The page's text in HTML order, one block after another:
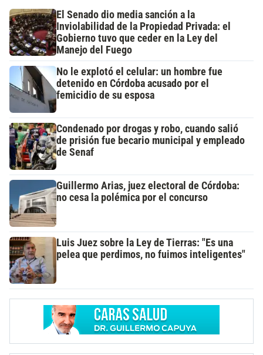
El Senado dio media sanción a la
Inviolabilidad de la Propiedad Privada: el
Gobierno tuvo que ceder en la Ley del
Manejo del Fuego
No le explotó el celular: un hombre fue
detenido en Córdoba acusado por el
femicidio de su esposa
Condenado por drogas y robo, cuando salió
de prisión fue becario municipal y empleado
de Senaf
Guillermo Arias, juez electoral de Córdoba:
no cesa la polémica por el concurso
Luis Juez sobre la Ley de Tierras: "Es una
pelea que perdimos, no fuimos inteligentes"